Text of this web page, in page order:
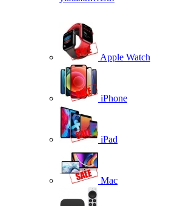
Apple Watch
iPhone
iPad
Mac